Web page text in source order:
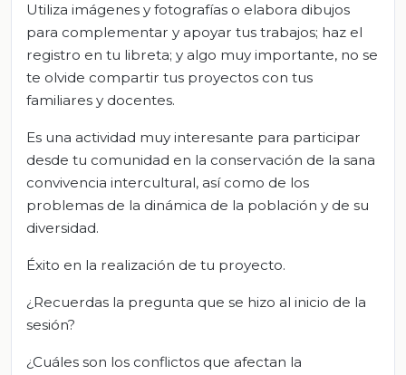
Utiliza imágenes y fotografías o elabora dibujos
para complementar y apoyar tus trabajos; haz el
registro en tu libreta; y algo muy importante, no se
te olvide compartir tus proyectos con tus
familiares y docentes.
Es una actividad muy interesante para participar
desde tu comunidad en la conservación de la sana
convivencia intercultural, así como de los
problemas de la dinámica de la población y de su
diversidad.
Éxito en la realización de tu proyecto.
¿Recuerdas la pregunta que se hizo al inicio de la
sesión?
¿Cuáles son los conflictos que afectan la